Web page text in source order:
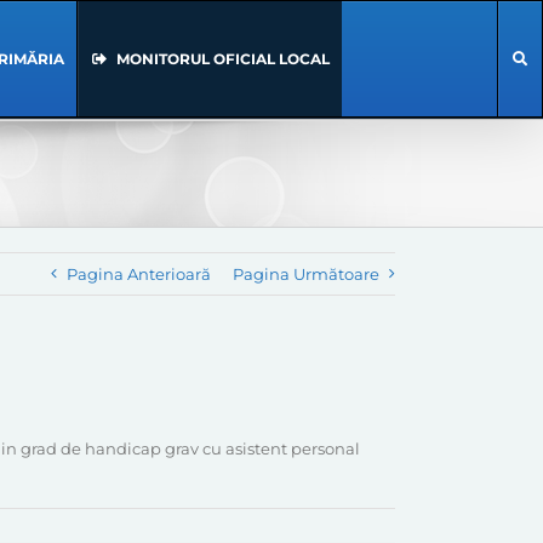
MONITORUL OFICIAL LOCAL
Pagina Anterioară Pagina Următoare
grad de handicap grav cu asistent personal